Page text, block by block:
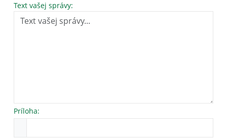
Text vašej správy:
Príloha: